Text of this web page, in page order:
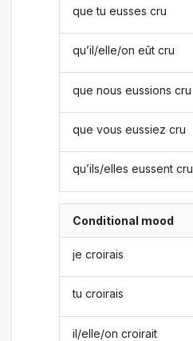
que tu eusses cru
qu’il/elle/on eût cru
que nous eussions cru
que vous eussiez cru
qu’ils/elles eussent cru
Conditional mood
je croirais
tu croirais
il/elle/on croirait